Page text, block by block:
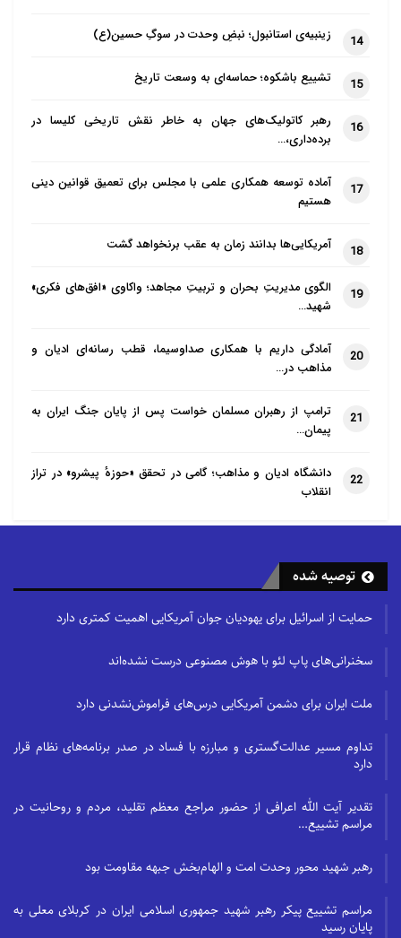
14 زینبیه‌ی استانبول؛ نبضِ وحدت در سوگِ حسین(ع)
15 تشییع باشکوه؛ حماسه‌ای به وسعت تاریخ
16
رهبر کاتولیک‌های جهان به خاطر نقش تاریخی کلیسا در
برده‌داری،…
17
آماده توسعه همکاری علمی با مجلس برای تعمیق قوانین دینی
هستیم
18 آمریکایی‌ها بدانند زمان به عقب برنخواهد گشت
19
الگوی مدیریتِ بحران و تربیتِ مجاهد؛ واکاوی «افق‌های فکری»
شهید…
20
آمادگی داریم با همکاری صداوسیما، قطب رسانه‌ای ادیان و
مذاهب در…
21
ترامپ از رهبران مسلمان خواست پس از پایان جنگ ایران به
پیمان…
22
دانشگاه ادیان و مذاهب؛ گامی در تحقق «حوزهٔ پیشرو» در تراز
انقلاب
توصیه شده
حمایت از اسرائیل برای یهودیان جوان آمریکایی اهمیت کمتری دارد
سخنرانی‌های پاپ لئو با هوش مصنوعی درست نشده‌اند
ملت ایران برای دشمن آمریکایی درس‌های فراموش‌نشدنی دارد
تداوم مسیر عدالت‌گستری و مبارزه با فساد در صدر برنامه‌های نظام قرار
دارد
تقدیر آیت الله اعرافی از حضور مراجع معظم تقلید، مردم و روحانیت در
مراسم تشییع…
رهبر شهید محور وحدت امت و الهام‌بخش جبهه مقاومت بود
مراسم تشییع پیکر رهبر شهید جمهوری اسلامی ایران در کربلای معلی به
پایان رسید